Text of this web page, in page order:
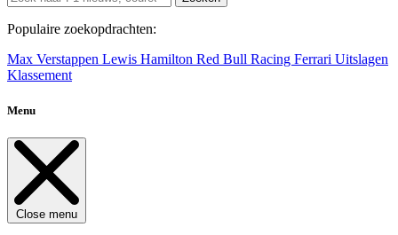
Populaire zoekopdrachten:
Max Verstappen Lewis Hamilton Red Bull Racing Ferrari Uitslagen
Klassement
Menu
Close menu